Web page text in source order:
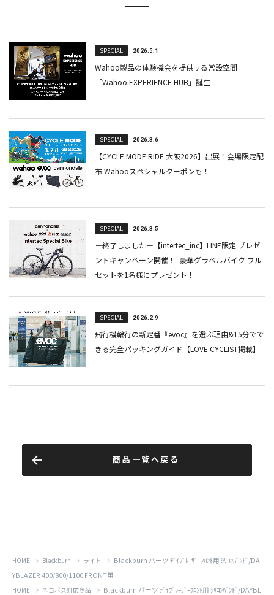
商品一覧へ戻る
HOME Blackburn ライト
Blackburn パーツ ﾃﾞｲﾌﾞﾚｰｻﾞｰﾌﾛﾝﾄ用 ｼﾘｺﾝﾊﾞﾝﾄﾞ/DA
YBLAZER 400/800/1100 FRONT用
HOME ネコポス対応商品
Blackburn パーツ ﾃﾞｲﾌﾞﾚｰｻﾞｰﾌﾛﾝﾄ用 ｼﾘｺﾝﾊﾞﾝﾄﾞ/DAYBL